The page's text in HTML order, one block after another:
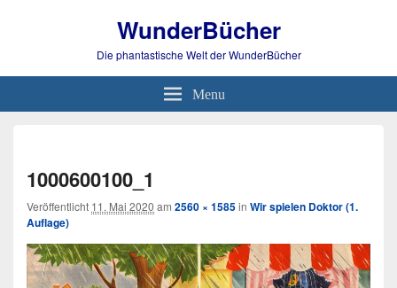
WunderBücher
Die phantastische Welt der WunderBücher
Menu
1000600100_1
Veröffentlicht 11. Mai 2020 am 2560 × 1585in Wir spielen Doktor (1.
Auflage)